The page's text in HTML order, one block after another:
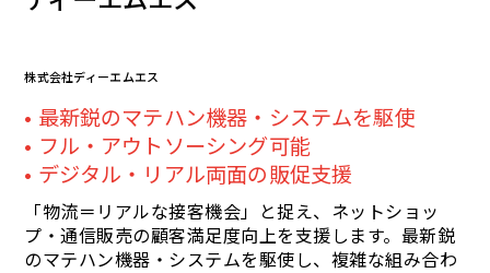
株式会社ディーエムエス
最新鋭のマテハン機器・システムを駆使
フル・アウトソーシング可能
デジタル・リアル両面の販促支援
「物流＝リアルな接客機会」と捉え、ネットショッ
プ・通信販売の顧客満足度向上を支援します。最新鋭
のマテハン機器・システムを駆使し、複雑な組み合わ